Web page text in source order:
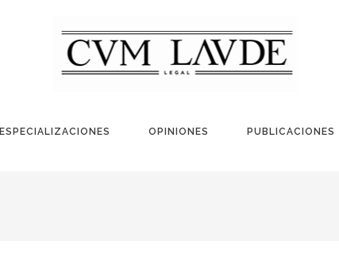
ESPECIALIZACIONES OPINIONES PUBLICACIONES